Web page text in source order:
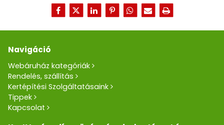
Navigáció
Webáruház kategóriák
Rendelés, szállítás
Kertépítési Szolgáltatásaink
Tippek
Kapcsolat